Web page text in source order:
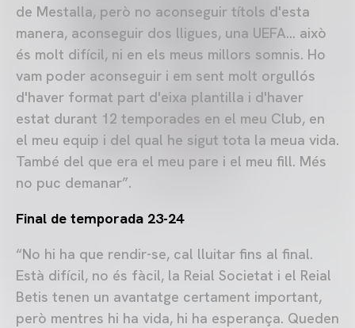
de Mestalla, però no aconseguir títols d'esta
manera, aconseguir dos lligues, una UEFA… això
és molt difícil, ni en els meus millors somnis. Ho
vam poder aconseguir i em sent molt orgullós
d'haver format part d'eixa plantilla i d'haver
estat durant 12 temporades en el meu Club, en
el meu equip i del qual he sigut tota la meua vida.
També del que era el meu pare i el meu fill. Més
no puc demanar”.
Final de temporada 23-24
“No hi ha que rendir-se, cal lluitar fins al final.
Està difícil, no és fàcil, la Reial Societat i el Reial
Betis tenen un avantatge certament important,
però mentres hi ha vida, hi ha esperança. Queden